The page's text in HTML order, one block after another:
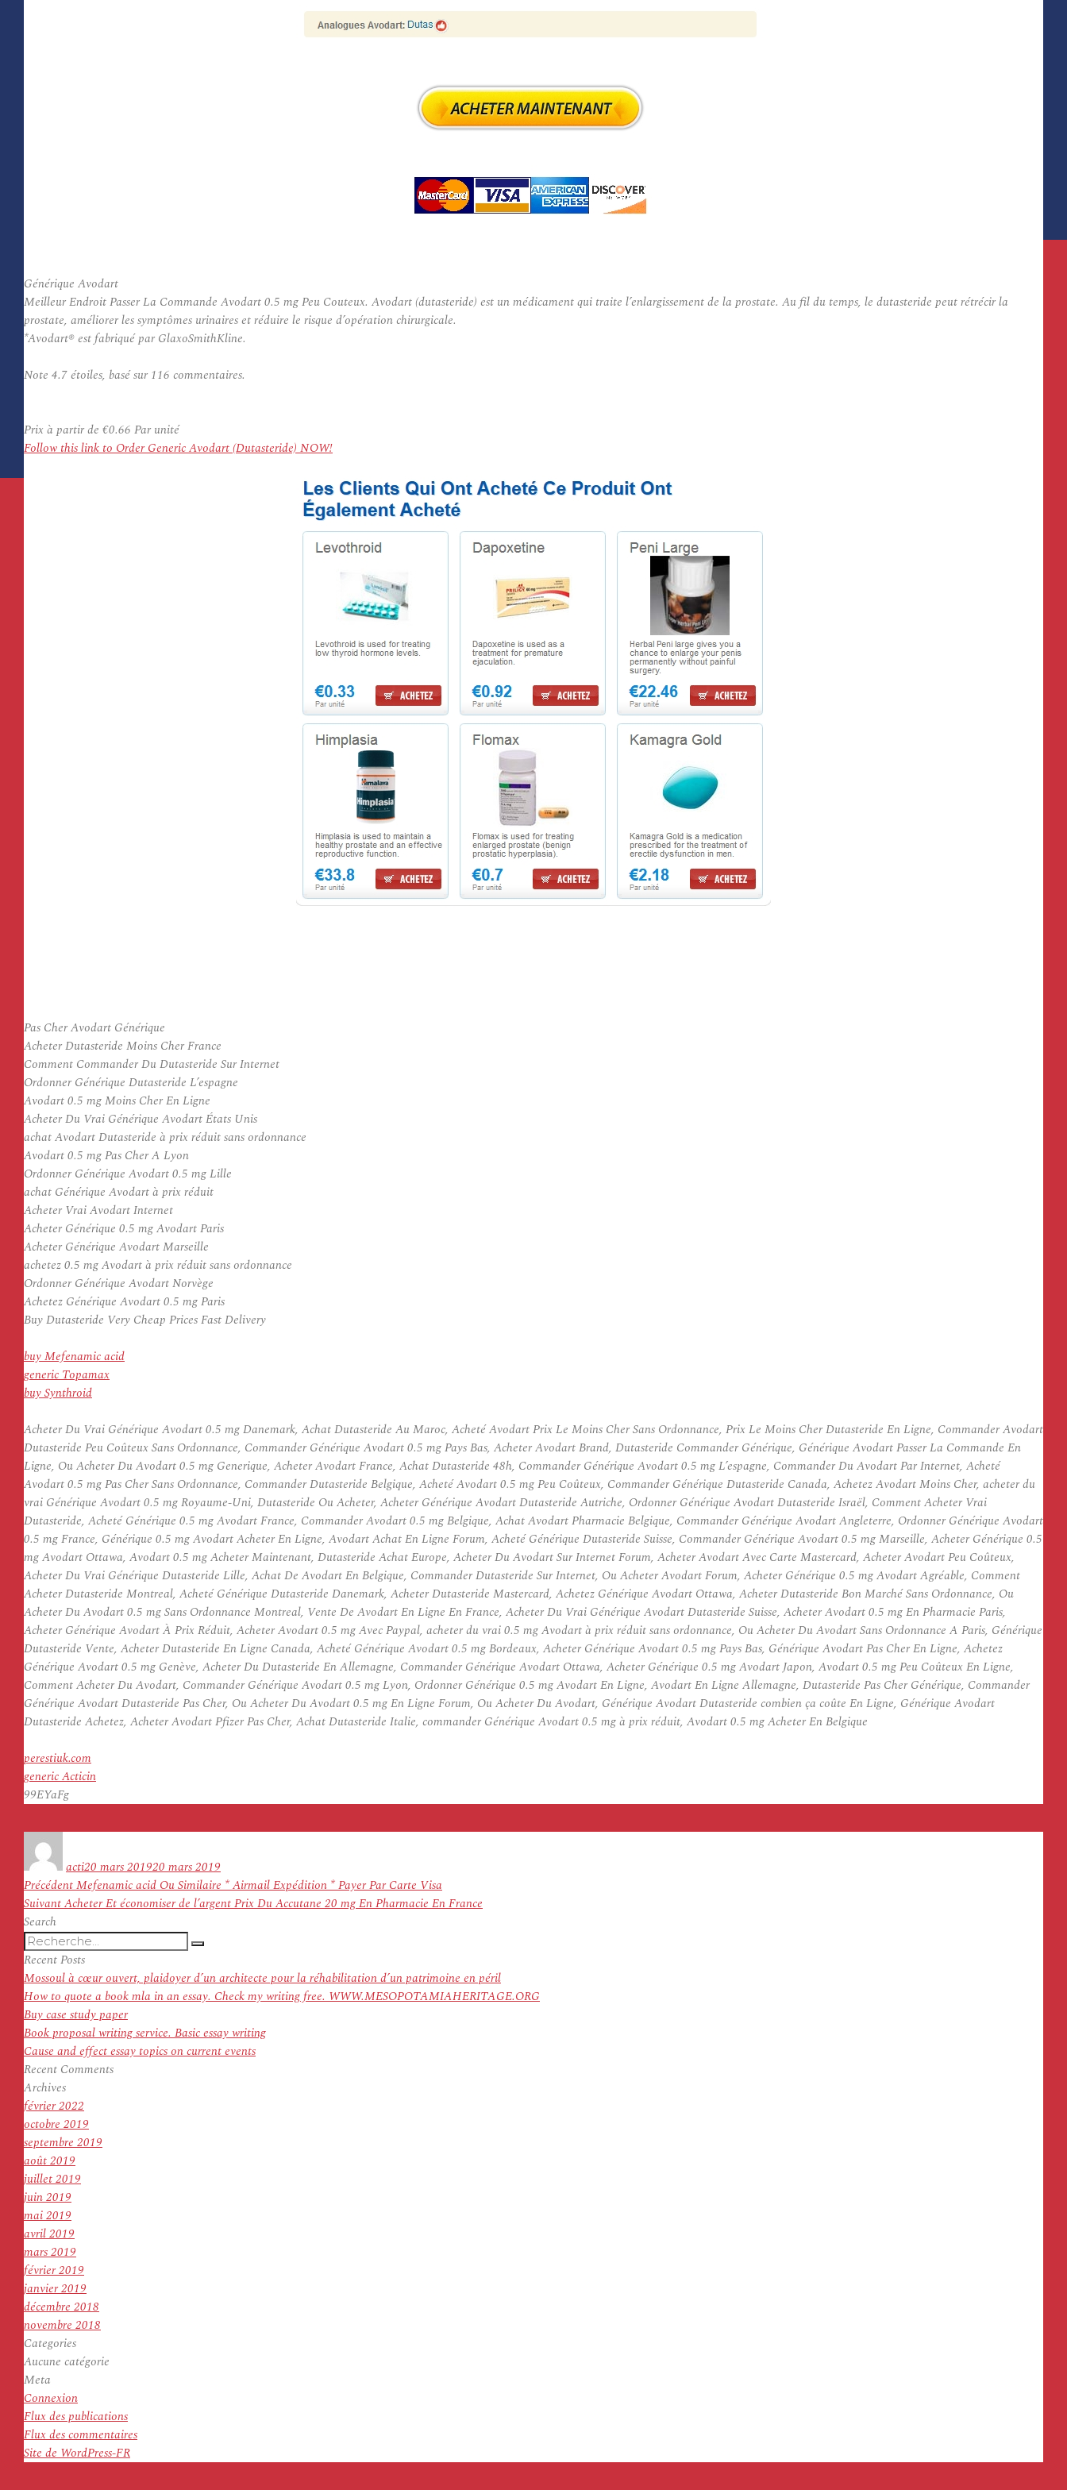
Générique Avodart
Meilleur Endroit Passer La Commande Avodart 0.5 mg Peu Couteux. Avodart (dutasteride) est un médicament qui traite l’enlargissement de la prostate. Au fil du temps, le dutasteride peut rétrécir la
prostate, améliorer les symptômes urinaires et réduire le risque d’opération chirurgicale.
*Avodart® est fabriqué par GlaxoSmithKline.
Note 4.7étoiles, basé sur 116 commentaires.
Prix à partir de €0.66 Par unité
Follow this link to Order Generic Avodart (Dutasteride) NOW!
Pas Cher Avodart Générique
Acheter Dutasteride Moins Cher France
Comment Commander Du Dutasteride Sur Internet
Ordonner Générique Dutasteride L’espagne
Avodart 0.5 mg Moins Cher En Ligne
Acheter Du Vrai Générique Avodart États Unis
achat Avodart Dutasteride à prix réduit sans ordonnance
Avodart 0.5 mg Pas Cher A Lyon
Ordonner Générique Avodart 0.5 mg Lille
achat Générique Avodart à prix réduit
Acheter Vrai Avodart Internet
Acheter Générique 0.5 mg Avodart Paris
Acheter Générique Avodart Marseille
achetez 0.5 mg Avodart à prix réduit sans ordonnance
Ordonner Générique Avodart Norvège
Achetez Générique Avodart 0.5 mg Paris
Buy Dutasteride Very Cheap Prices Fast Delivery
buy Mefenamic acid
generic Topamax
buy Synthroid
Acheter Du Vrai Générique Avodart 0.5 mg Danemark, Achat Dutasteride Au Maroc, Acheté Avodart Prix Le Moins Cher Sans Ordonnance, Prix Le Moins Cher Dutasteride En Ligne, Commander Avodart
Dutasteride Peu Coûteux Sans Ordonnance, Commander Générique Avodart 0.5 mg Pays Bas, Acheter Avodart Brand, Dutasteride Commander Générique, Générique Avodart Passer La Commande En
Ligne, Ou Acheter Du Avodart 0.5 mg Generique, Acheter Avodart France, Achat Dutasteride 48h, Commander Générique Avodart 0.5 mg L’espagne, Commander Du Avodart Par Internet, Acheté
Avodart 0.5 mg Pas Cher Sans Ordonnance, Commander Dutasteride Belgique, Acheté Avodart 0.5 mg Peu Coûteux, Commander Générique Dutasteride Canada, Achetez Avodart Moins Cher, acheter du
vrai Générique Avodart 0.5 mg Royaume-Uni, Dutasteride Ou Acheter, Acheter Générique Avodart Dutasteride Autriche, Ordonner Générique Avodart Dutasteride Israël, Comment Acheter Vrai
Dutasteride, Acheté Générique 0.5 mg Avodart France, Commander Avodart 0.5 mg Belgique, Achat Avodart Pharmacie Belgique, Commander Générique Avodart Angleterre, Ordonner Générique Avodart
0.5 mg France, Générique 0.5 mg Avodart Acheter En Ligne, Avodart Achat En Ligne Forum, Acheté Générique Dutasteride Suisse, Commander Générique Avodart 0.5 mg Marseille, Acheter Générique 0.5
mg Avodart Ottawa, Avodart 0.5 mg Acheter Maintenant, Dutasteride Achat Europe, Acheter Du Avodart Sur Internet Forum, Acheter Avodart Avec Carte Mastercard, Acheter Avodart Peu Coûteux,
Acheter Du Vrai Générique Dutasteride Lille, Achat De Avodart En Belgique, Commander Dutasteride Sur Internet, Ou Acheter Avodart Forum, Acheter Générique 0.5 mg Avodart Agréable, Comment
Acheter Dutasteride Montreal, Acheté Générique Dutasteride Danemark, Acheter Dutasteride Mastercard, Achetez Générique Avodart Ottawa, Acheter Dutasteride Bon Marché Sans Ordonnance, Ou
Acheter Du Avodart 0.5 mg Sans Ordonnance Montreal, Vente De Avodart En Ligne En France, Acheter Du Vrai Générique Avodart Dutasteride Suisse, Acheter Avodart 0.5 mg En Pharmacie Paris,
Acheter Générique Avodart À Prix Réduit, Acheter Avodart 0.5 mg Avec Paypal, acheter du vrai 0.5 mg Avodart à prix réduit sans ordonnance, Ou Acheter Du Avodart Sans Ordonnance A Paris, Générique
Dutasteride Vente, Acheter Dutasteride En Ligne Canada, Acheté Générique Avodart 0.5 mg Bordeaux, Acheter Générique Avodart 0.5 mg Pays Bas, Générique Avodart Pas Cher En Ligne, Achetez
Générique Avodart 0.5 mg Genève, Acheter Du Dutasteride En Allemagne, Commander Générique Avodart Ottawa, Acheter Générique 0.5 mg Avodart Japon, Avodart 0.5 mg Peu Coûteux En Ligne,
Comment Acheter Du Avodart, Commander Générique Avodart 0.5 mg Lyon, Ordonner Générique 0.5 mg Avodart En Ligne, Avodart En Ligne Allemagne, Dutasteride Pas Cher Générique, Commander
Générique Avodart Dutasteride Pas Cher, Ou Acheter Du Avodart 0.5 mg En Ligne Forum, Ou Acheter Du Avodart, Générique Avodart Dutasteride combien ça coûte En Ligne, Générique Avodart
Dutasteride Achetez, Acheter Avodart Pfizer Pas Cher, Achat Dutasteride Italie, commander Générique Avodart 0.5 mg à prix réduit, Avodart 0.5 mg Acheter En Belgique
perestiuk.com
generic Acticin
99EYaFg
actile
20 mars 201920 mars 2019
Navigation
de
l’article
PrécédentArticle
précédent :
Mefenamic acid Ou Similaire * Airmail Expédition * Payer Par Carte Visa
SuivantArticle
Acheter Et économiser de l’argent Prix Du Accutane 20 mg En Pharmacie En France
Search
Recherche
pour
:
Recherche
Recent Posts
Mossoul à cœur ouvert, plaidoyer d’un architecte pour la réhabilitation d’un patrimoine en péril
How to quote a book mla in an essay. Check my writing free. WWW.MESOPOTAMIAHERITAGE.ORG
Buy case study paper
Book proposal writing service. Basic essay writing
Cause and effect essay topics on current events
Recent Comments
Archives
février 2022
octobre 2019
septembre 2019
août 2019
juillet 2019
juin 2019
mai 2019
avril 2019
mars 2019
février 2019
janvier 2019
décembre 2018
novembre 2018
Categories
Aucune catégorie
Meta
Connexion
Flux des publications
Flux des commentaires
Site de WordPress-FR